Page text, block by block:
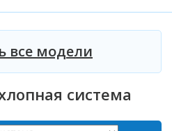
все модели
система